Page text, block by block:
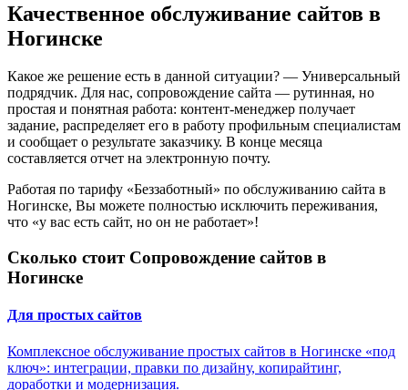
Качественное обслуживание сайтов в
Ногинске
Какое же решение есть в данной ситуации? — Универсальный
подрядчик. Для нас, сопровождение сайта — рутинная, но
простая и понятная работа: контент-менеджер получает
задание, распределяет его в работу профильным специалистам
и сообщает о результате заказчику. В конце месяца
составляется отчет на электронную почту.
Работая по тарифу «Беззаботный» по обслуживанию сайта в
Ногинске, Вы можете полностью исключить переживания,
что «у вас есть сайт, но он не работает»!
Сколько стоит Сопровождение сайтов в
Ногинске
Для простых сайтов
Комплексное обслуживание простых сайтов в Ногинске «под
ключ»: интеграции, правки по дизайну, копирайтинг,
доработки и модернизация.